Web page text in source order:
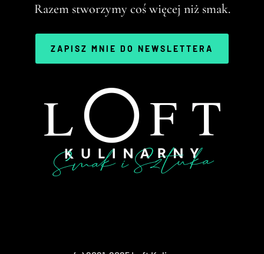
Razem stworzymy coś więcej niż smak.
ZAPISZ MNIE DO NEWSLETTERA